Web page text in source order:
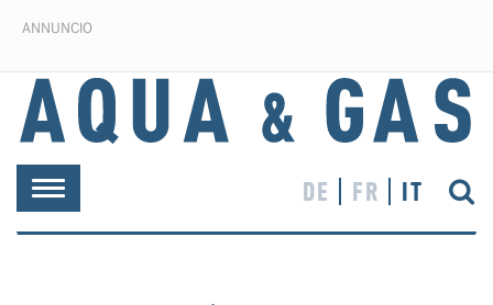
ANNUNCIO
Toggle
navigation
DE FR IT